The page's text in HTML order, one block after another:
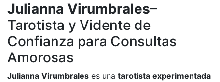
Julianna Virumbrales–
Tarotista y Vidente de
Confianza para Consultas
Amorosas
Julianna Virumbrales es una tarotista experimentada